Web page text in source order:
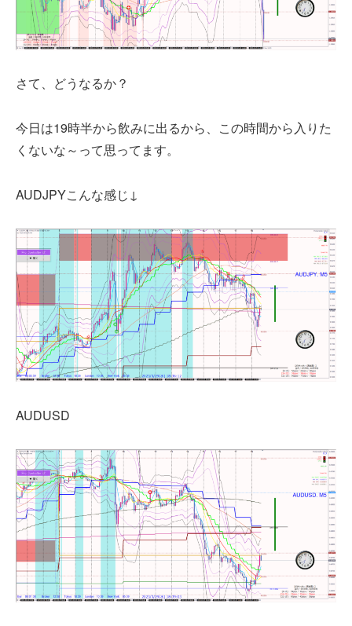
さて、どうなるか？
今日は19時半から飲みに出るから、この時間から入りた
くないな～って思ってます。
AUDJPYこんな感じ↓
AUDUSD